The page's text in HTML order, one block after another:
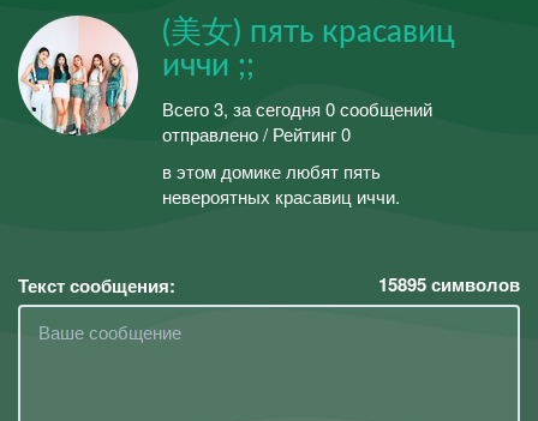
(美女) пять красавиц
иччи ;;
Всего 3, за сегодня 0 сообщений
отправлено / Рейтинг 0
в этом домике любят пять
невероятных красавиц иччи.
Текст сообщения: 15895символов